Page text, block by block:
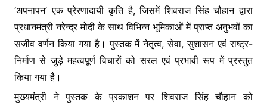
‘अपनापन’ एक प्रेरणादायी कृति है, जिसमें शिवराज सिंह चौहान द्वारा
प्रधानमंत्री नरेन्द्र मोदी के साथ विभिन्न भूमिकाओं में प्राप्त अनुभवों का
सजीव वर्णन किया गया है। पुस्तक में नेतृत्व, सेवा, सुशासन एवं राष्ट्र-
निर्माण से जुड़े महत्वपूर्ण विचारों को सरल एवं प्रभावी रूप में प्रस्तुत
किया गया है।
मुख्यमंत्री ने पुस्तक के प्रकाशन पर शिवराज सिंह चौहान को